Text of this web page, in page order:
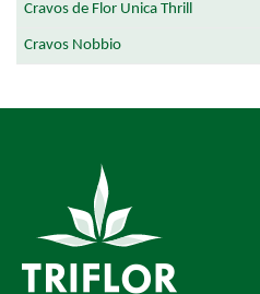
Cravos de Flor Unica Thrill
Cravos Nobbio